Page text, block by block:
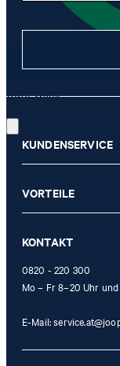
Aktionen, Produkt-
* Pflichtfeld
** Der Gutschein ist
Stores eingelöst
Gute Wahl!
KUNDENSERVICE
VORTEILE
KONTAKT
0820 - 220 300
Mo – Fr 8–20 Uhr und
E-Mail: